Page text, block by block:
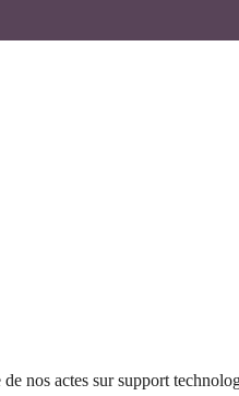
nos actes sur support